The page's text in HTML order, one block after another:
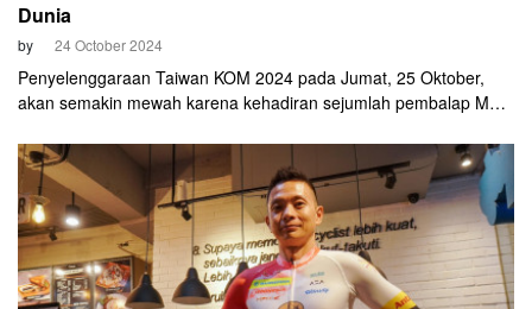
Dunia
by 24 October 2024
Penyelenggaraan Taiwan KOM 2024 pada Jumat, 25 Oktober,
akan semakin mewah karena kehadiran sejumlah pembalap Men
Victorious dikonfirmasi akan ikut ambil bagian. Keduanya ialah
Santiago Buitrago dan Antonio Tiberi. Tim Bahrain Victorious
dilaporkan telah tiba di Taiwan pada Rabu, 23 Oktober 2024.